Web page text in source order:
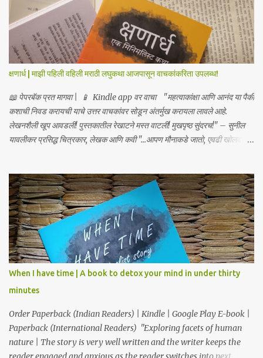
क्षणार्ध | माझी पहिली वहिली मराठी लघुकथा आजपासून वाचकांकरिता उपलब्ध!
📖 पेपरबॅक प्रत मागवा | 📱 Kindle app वर वाचा "महत्वाकांक्षा आणि आनंद या पैकी
कशाची निवड करायची याचे उत्तर वाचकांवर सोडून अंतर्मुख करायला लावले आहे.
लेखनशैली खूप आवडली! पुस्तकातील रेखाटने मस्त वाटली! मुखपृष्ठ सुंदरच!" – सुनील
यावलीकर प्रसिद्ध चित्रकार, लेखक आणि कवी "...आपण मौनाकडे जातो, एवढी खोलवर
ते अत्यंत आवडले. आपल्या ग्रंथालयात या पुस्तकाचा समावेश करावा असे मला नक्कीच
वाटते." – डॉ. अनुत्तरा शाह “भावनांचा खोलवर केलेला विचार आणि मांडणीतील
शब्दप्रमाण अतुलनीय आहे.” – डॉ. प्रणव प्रभू, लेखक आणि कवी "ही कथा आपल्याला
साचेबद्ध जीवनाच्या भावविश्वात नेते आणि या निरस जीवनप्रणालीबद्दल विचार करायला भाग
पाडते!" –सुजय खलाटे, लेखक ‘माणदेशाच्या वाटेवर’ "Carpe Diem! Beautiful
read! This book makes us, readers, aware of living in the present,
moment." – Rupali S. आजपासून वाचकांकर...
When I have time | A book to detox your mind in under thirty
minutes
Order Paperback (Indian Readers) | Kindle | Google Play E-book |
Paperback (International Readers) "Exploring facets of human
nature | The story is very well written and the writer keeps the